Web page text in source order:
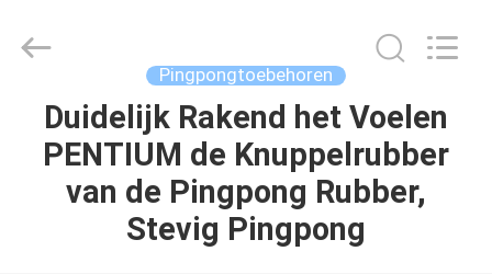
THUIS
PRODUCTEN
Ltd..
Pingpongtoebehoren
Duidelijk Rakend het Voelen
PENTIUM de Knuppelrubber
van de Pingpong Rubber,
Stevig Pingpong